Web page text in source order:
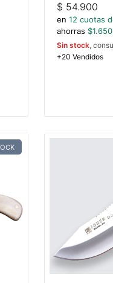
$ 54.900
en 12 cuotas
ahorras $1.650
Sin stock,
+20 Vendidos